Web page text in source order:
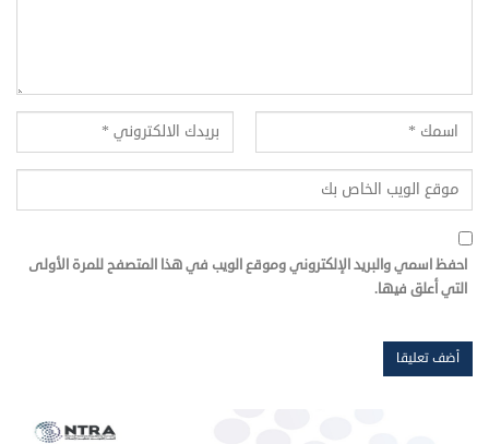
احفظ اسمي والبريد الإلكتروني وموقع الويب في هذا المتصفح للمرة الأولى
التي أعلق فيها.